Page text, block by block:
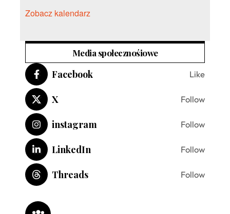
Zobacz kalendarz
Media społecznośiowe
Facebook Like
X Follow
instagram Follow
LinkedIn Follow
Threads Follow